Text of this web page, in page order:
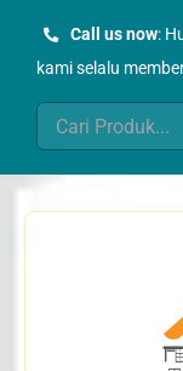
Call us now:
kami selalu
Search
for: